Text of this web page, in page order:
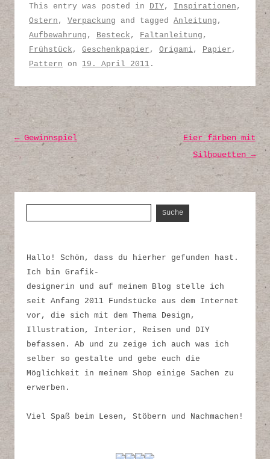
This entry was posted in DIY, Inspirationen ,
Ostern , Verpackung and tagged Anleitung ,
Aufbewahrung , Besteck , Faltanleitung ,
Frühstück , Geschenkpapier , Origami , Papier ,
Pattern on 19. April 2011 .
Post navigation
←Gewinnspiel
Eier färben mit
Silhouetten →
Hallo! Schön, dass du hierher gefunden hast.
Ich bin Grafik-
designerin und auf meinem Blog stelle ich
seit Anfang 2011 Fundstücke aus dem Internet
vor, die sich mit dem Thema Design,
Illustration, Interior, Reisen und DIY
befassen. Ab und zu zeige ich auch was ich
selber so gestalte und gebe euch die
Möglichkeit in meinem Shop einige Sachen zu
erwerben.
Viel Spaß beim Lesen, Stöbern und Nachmachen!